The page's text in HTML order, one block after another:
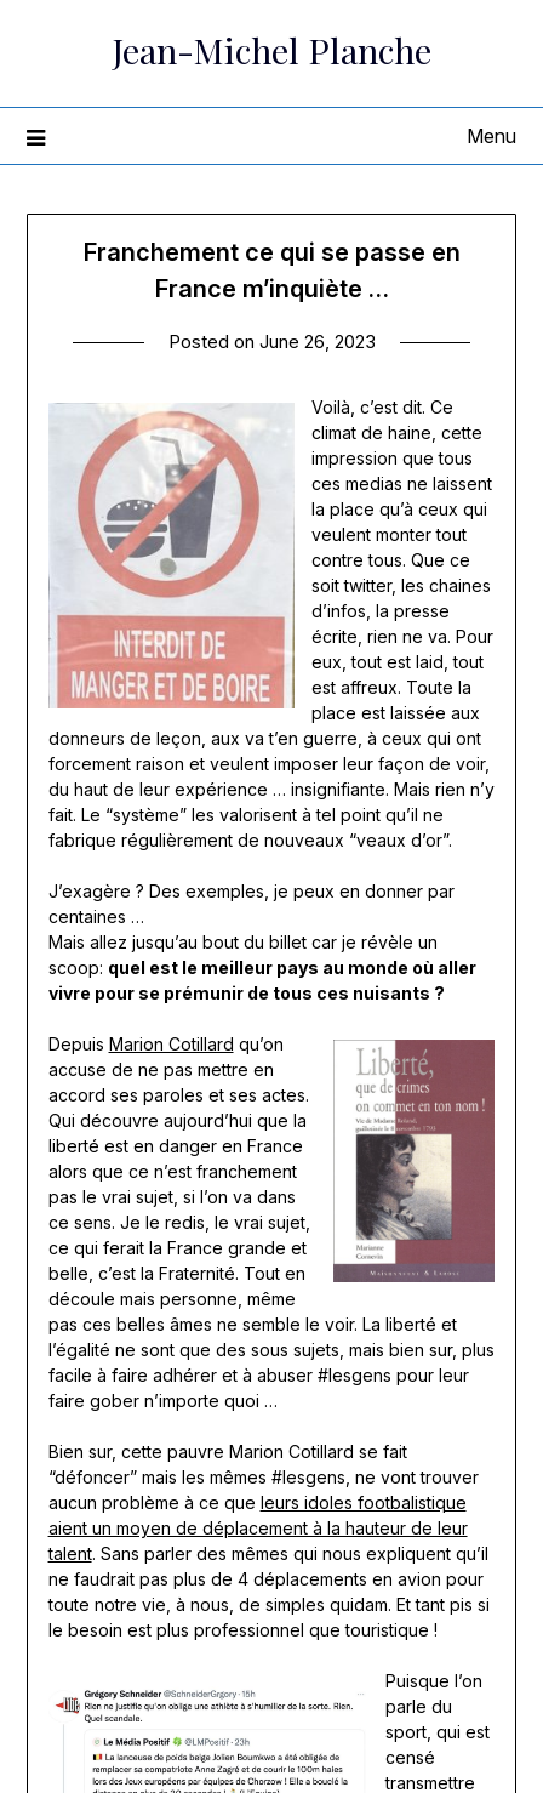
Jean-Michel Planche
Menu
Franchement ce qui se passe en
France m’inquiète …
Posted on June 26, 2023
Voilà, c’est dit. Ce
climat de haine, cette
impression que tous
ces medias ne laissent
la place qu’à ceux qui
veulent monter tout
contre tous. Que ce
soit twitter, les chaines
d’infos, la presse
écrite, rien ne va. Pour
eux, tout est laid, tout
est affreux. Toute la
place est laissée aux
donneurs de leçon, aux va t’en guerre, à ceux qui ont
forcement raison et veulent imposer leur façon de voir,
du haut de leur expérience … insignifiante. Mais rien n’y
fait. Le “système” les valorisent à tel point qu’il ne
fabrique régulièrement de nouveaux “veaux d’or”.
J’exagère ? Des exemples, je peux en donner par
centaines …
Mais allez jusqu’au bout du billet car je révèle un
scoop: quel est le meilleur pays au monde où aller
vivre pour se prémunir de tous ces nuisants ?
Depuis Marion Cotillard qu’on
accuse de ne pas mettre en
accord ses paroles et ses actes.
Qui découvre aujourd’hui que la
liberté est en danger en France
alors que ce n’est franchement
pas le vrai sujet, si l’on va dans
ce sens. Je le redis, le vrai sujet,
ce qui ferait la France grande et
belle, c’est la Fraternité. Tout en
découle mais personne, même
pas ces belles âmes ne semble le voir. La liberté et
l’égalité ne sont que des sous sujets, mais bien sur, plus
facile à faire adhérer et à abuser #lesgens pour leur
faire gober n’importe quoi …
Bien sur, cette pauvre Marion Cotillard se fait
“défoncer” mais les mêmes #lesgens, ne vont trouver
aucun problème à ce que leurs idoles footbalistique
aient un moyen de déplacement à la hauteur de leur
talent. Sans parler des mêmes qui nous expliquent qu’il
ne faudrait pas plus de 4 déplacements en avion pour
toute notre vie, à nous, de simples quidam. Et tant pis si
le besoin est plus professionnel que touristique !
Puisque l’on
parle du
sport, qui est
censé
transmettre